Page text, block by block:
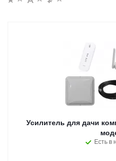
Усилитель для дачи
Есть в